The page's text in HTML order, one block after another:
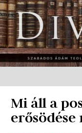
Mi áll a
erősödése